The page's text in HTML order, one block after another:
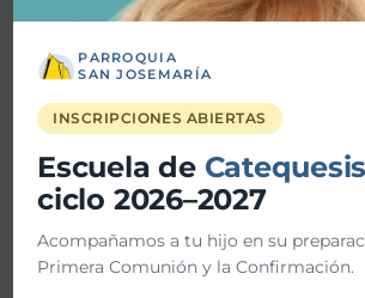
Vida Plena “Hacia la santidad”
Bendición de Ornamentos
Fiesta Patronal 2026
Historial de Noticias
julio 2026
PARROQUIA
SAN JOSEMARÍA
INSCRIPCIONES ABIERTAS
Escuela de Catequesis
ciclo 2026–2027
Acompañamos a tu hijo en su
Primera Comunión y la Confirmación.